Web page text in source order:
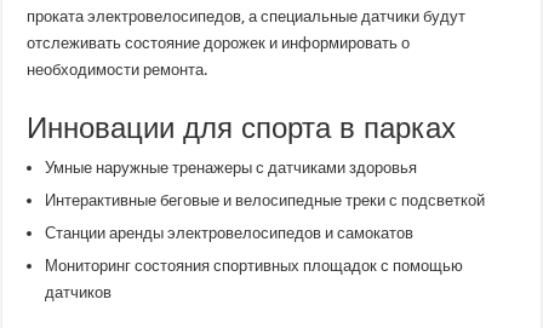
проката электровелосипедов, а специальные датчики будут
отслеживать состояние дорожек и информировать о
необходимости ремонта.
Инновации для спорта в парках
Умные наружные тренажеры с датчиками здоровья
Интерактивные беговые и велосипедные треки с подсветкой
Станции аренды электровелосипедов и самокатов
Мониторинг состояния спортивных площадок с помощью
датчиков